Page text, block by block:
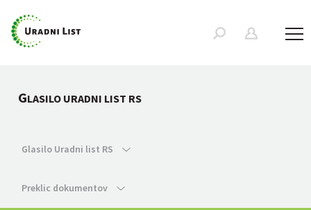
GLASILO URADNI LIST RS
Glasilo Uradni list RS
Preklic dokumentov